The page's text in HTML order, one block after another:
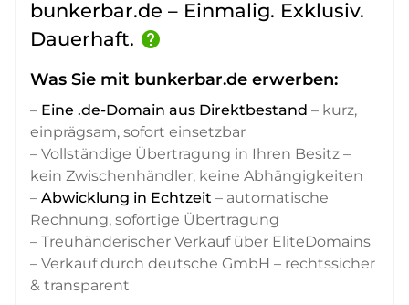
bunkerbar.de – Einmalig. Exklusiv.
Dauerhaft. help
Was Sie mit bunkerbar.de erwerben:
– Eine .de-Domain aus Direktbestand – kurz,
einprägsam, sofort einsetzbar
– Vollständige Übertragung in Ihren Besitz –
kein Zwischenhändler, keine Abhängigkeiten
– Abwicklung in Echtzeit – automatische
Rechnung, sofortige Übertragung
– Treuhänderischer Verkauf über EliteDomains
– Verkauf durch deutsche GmbH – rechtssicher
& transparent